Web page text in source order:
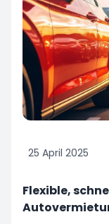
25 April 2025
Flexible,